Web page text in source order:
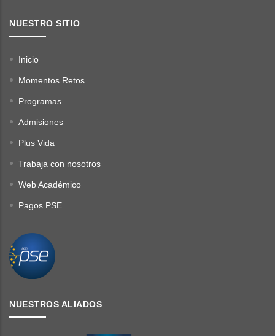
NUESTRO SITIO
Inicio
Momentos Retos
Programas
Admisiones
Plus Vida
Trabaja con nosotros
Web Académico
Pagos PSE
NUESTROS ALIADOS